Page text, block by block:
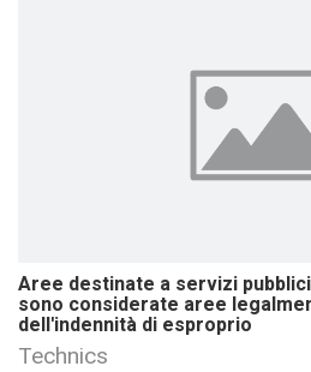
Aree destinate a servizi
sono considerate aree
dell'indennità di esproprio
Technics